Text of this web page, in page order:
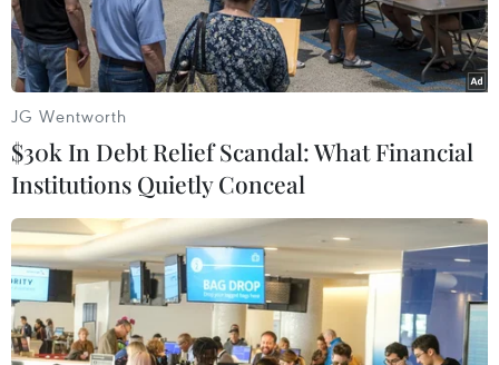
Tổng thống Mỹ Donald Trump. (Ảnh: THX/TTXVN)
JG Wentworth
$30k In Debt Relief Scandal: What Financial
Institutions Quietly Conceal